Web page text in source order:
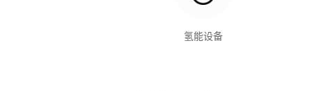
氢能设备